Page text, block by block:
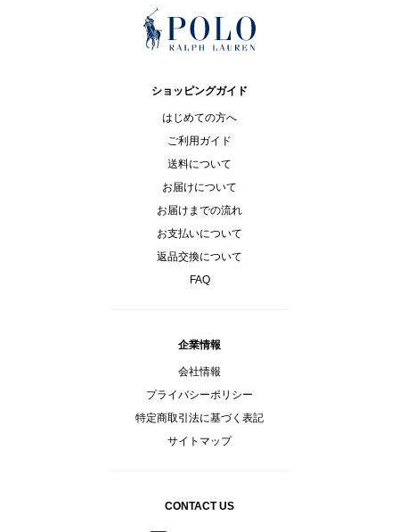
ショッピングガイド
はじめての方へ
ご利用ガイド
送料について
お届けについて
お届けまでの流れ
お支払いについて
返品交換について
FAQ
企業情報
会社情報
プライバシーポリシー
特定商取引法に基づく表記
サイトマップ
CONTACT US